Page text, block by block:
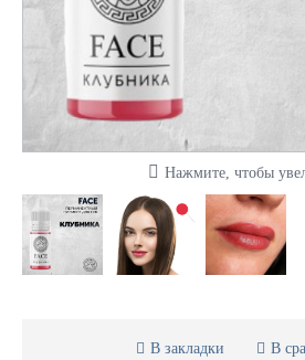
Нажмите, чтобы
В закладки В